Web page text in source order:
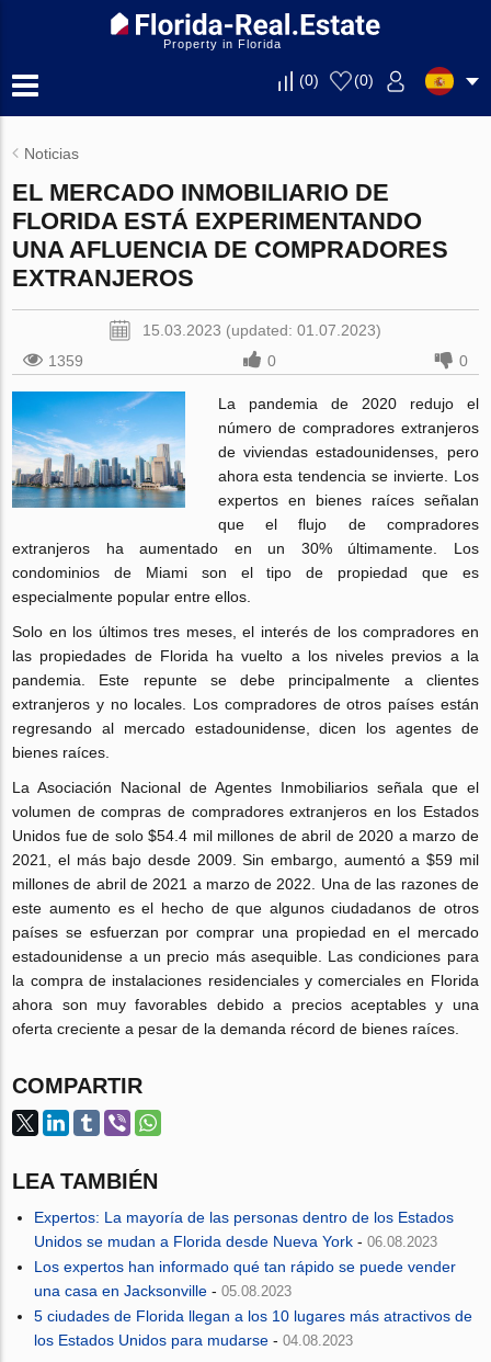
Property in Florida
(0) (0)
Noticias
EL MERCADO INMOBILIARIO DE
FLORIDA ESTÁ EXPERIMENTANDO
UNA AFLUENCIA DE COMPRADORES
EXTRANJEROS
15.03.2023 (updated: 01.07.2023)
1359
0 0
La pandemia de 2020 redujo el
número de compradores extranjeros
de viviendas estadounidenses, pero
ahora esta tendencia se invierte. Los
expertos en bienes raíces señalan
que el flujo de compradores
extranjeros ha aumentado en un 30% últimamente. Los
condominios de Miami son el tipo de propiedad que es
especialmente popular entre ellos.
Solo en los últimos tres meses, el interés de los compradores en
las propiedades de Florida ha vuelto a los niveles previos a la
pandemia. Este repunte se debe principalmente a clientes
extranjeros y no locales. Los compradores de otros países están
regresando al mercado estadounidense, dicen los agentes de
bienes raíces.
La Asociación Nacional de Agentes Inmobiliarios señala que el
volumen de compras de compradores extranjeros en los Estados
Unidos fue de solo $54.4 mil millones de abril de 2020 a marzo de
2021, el más bajo desde 2009. Sin embargo, aumentó a $59 mil
millones de abril de 2021 a marzo de 2022. Una de las razones de
este aumento es el hecho de que algunos ciudadanos de otros
países se esfuerzan por comprar una propiedad en el mercado
estadounidense a un precio más asequible. Las condiciones para
la compra de instalaciones residenciales y comerciales en Florida
ahora son muy favorables debido a precios aceptables y una
oferta creciente a pesar de la demanda récord de bienes raíces.
COMPARTIR
LEA TAMBIÉN
Expertos: La mayoría de las personas dentro de los Estados
Unidos se mudan a Florida desde Nueva York -06.08.2023
Los expertos han informado qué tan rápido se puede vender
una casa en Jacksonville -05.08.2023
5 ciudades de Florida llegan a los 10 lugares más atractivos de
los Estados Unidos para mudarse -04.08.2023